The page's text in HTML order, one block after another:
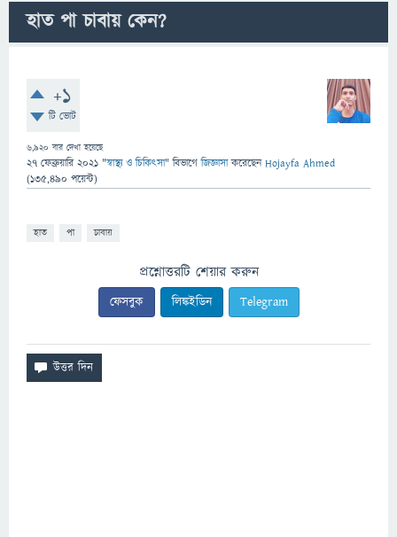
হাত পা চাবায় কেন?
+1
টি ভোট
6,920 বার দেখা হয়েছে
27 ফেব্রুয়ারি 2021 "স্বাস্থ্য ও চিকিৎসা" বিভাগে জিজ্ঞাসাকরেছেনHojayfa Ahmed
(135,490 পয়েন্ট)
হাত পা চাবায়
প্রশ্নোত্তরটি শেয়ার করুন
ফেসবুক লিঙ্কইডিন Telegram